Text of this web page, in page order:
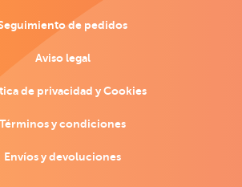
de pedidos
Aviso legal
de privacidad y Cookies
Términos y condiciones
Envíos y devoluciones